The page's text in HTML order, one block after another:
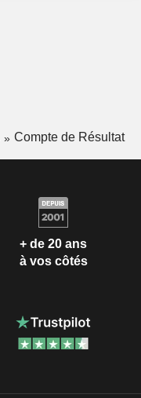
Compte de Résultat
+ de 20 ans
à vos côtés